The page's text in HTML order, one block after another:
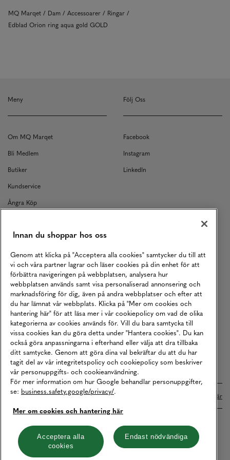
MQ Marqet Dam Accessoarer
Ringar
Edblad Orion ring aqua gold GOLD
Meny
Om MQ Marqet
Bli Medlem
Butiker
Kundservice
Ångra Köp
Returer
Köpvillkor
Karriär
Vårt Ansvar
Våra Tjänster
Press
Studentrabatt
B2B
Tillgänglighetsredogörelse
Följ Oss
Facebook
Instagram
LinkedIn
Betalningar online sköts i samarbete med Klarna. Läs mer här
Cookies Integritetspolicy
Hantera cookies
Innan du shoppar hos oss
Genom att klicka på "Acceptera alla cookies" samtycker du till att
vi och våra partner lagrar och läser cookies på din enhet för att
förbättra navigeringen på webbplatsen, analysera hur
webbplatsen används samt visa personaliserad annonsering och
marknadsföring för dig, även på andra webbplatser och efter att
du har lämnat vår webbplats. Klicka på "Mer om cookies och
hantering här" för att läsa mer i vår cookiepolicy om vad de olika
kategorierna av cookies används för. Vill du bara samtycka till
vissa cookies kan du göra detta under "Hantera cookies". Du kan
också göra anpassningarna i efterhand eller välja att dra tillbaka
ditt samtycke. Genom att göra dina val bekräftar du att du har
tagit del av vår integritetspolicy och cookiepolicy som beskriver
vår personuppgifts- och cookieanvändning.
För mer information om hur Google behandlar personuppgifter,
se: business.safety.google/privacy/.
Mer om cookies och hantering här
Acceptera alla
cookies
Endast nödvändiga